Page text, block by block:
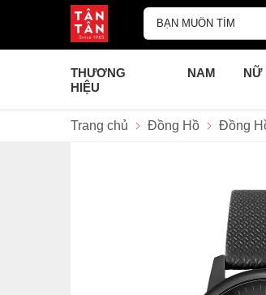
THƯƠNG
HIỆU
NAM NỮ
Trang chủ Đồng Hồ Đồng